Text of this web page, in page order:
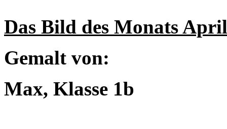
Das Bild des Monats
Gemalt von:
Max, Klasse 1b